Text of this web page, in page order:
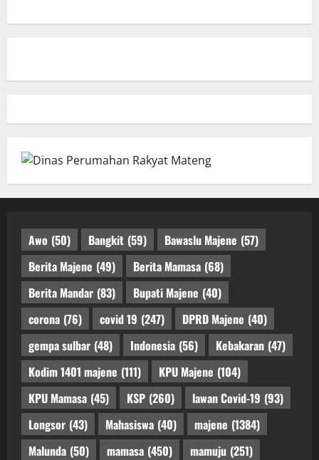
Awo (50) Bangkit (59) Bawaslu Majene (57)
Berita Majene (49) Berita Mamasa (68)
Berita Mandar (83) Bupati Majene (40)
corona (76) covid 19 (247) DPRD Majene (40)
gempa sulbar (48) Indonesia (56) Kebakaran (47)
Kodim 1401 majene (111) KPU Majene (104)
KPU Mamasa (45) KSP (260) lawan Covid-19 (93)
Longsor (43) Mahasiswa (40) majene (1384)
Malunda (50) mamasa (450) mamuju (251)